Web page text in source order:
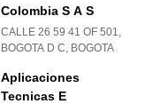
Colombia S A S
CALLE 26 59 41 OF 501,
BOGOTA D C, BOGOTA
Aplicaciones
Tecnicas E